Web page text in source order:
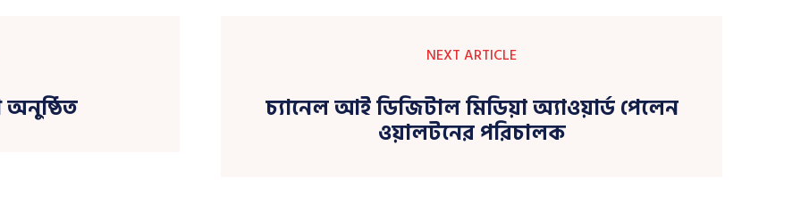
NEXT ARTICLE
চ্যানেল আই ডিজিটাল মিডিয়া অ্যাওয়ার্ড পেলেন
ওয়ালটনের পরিচালক